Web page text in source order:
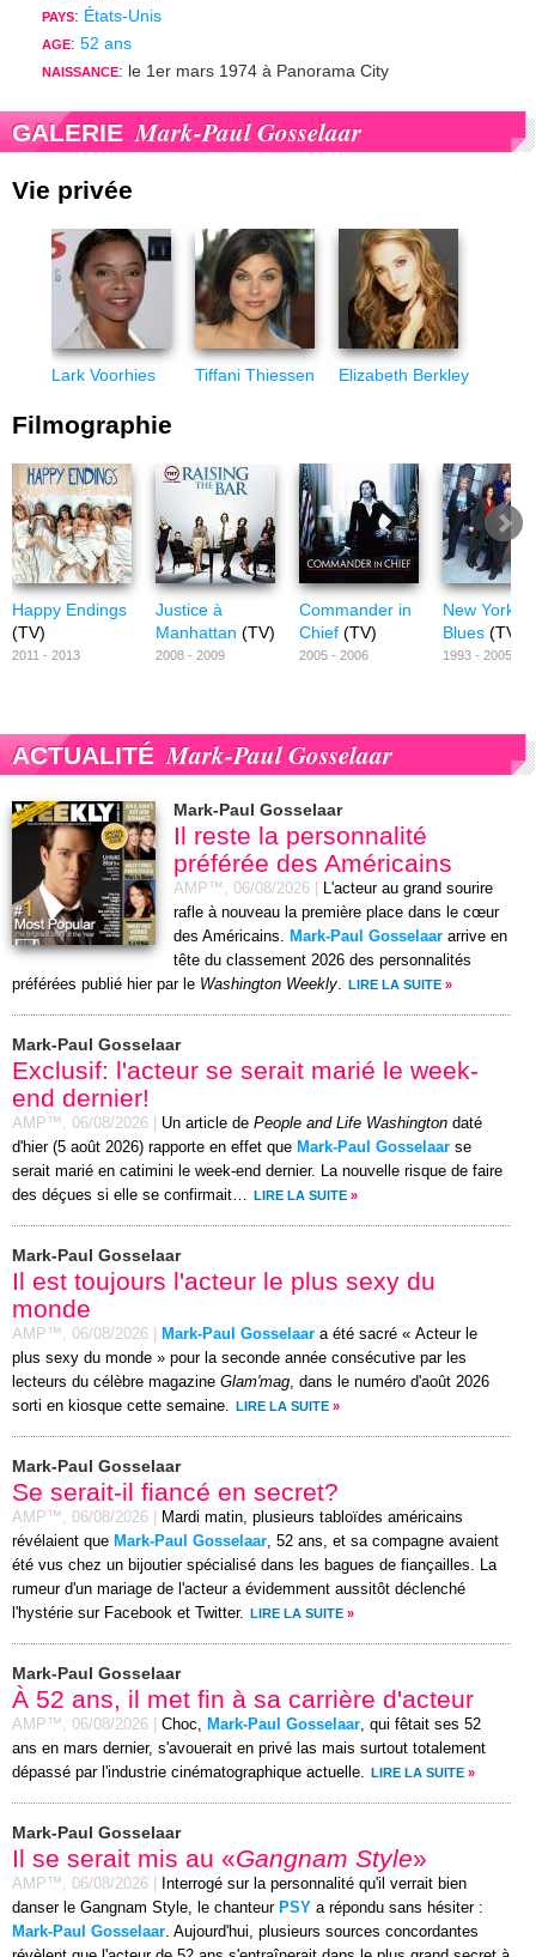
PAYS: États-Unis
AGE: 52 ans
NAISSANCE: le 1er mars 1974 à Panorama City
GALERIE Mark-Paul Gosselaar
Vie privée
Lark Voorhies Tiffani Thiessen Elizabeth Berkley
Filmographie
Happy Endings
(TV)
2011 - 2013
Justice à
Manhattan (TV)
2008 - 2009
Commander in
Chief (TV)
2005 - 2006
New York
Blues (TV)
1993 - 2005
ACTUALITÉ Mark-Paul Gosselaar
Mark-Paul Gosselaar
Il reste la personnalité
préférée des Américains
AMP™, 06/08/2026
L'acteur au grand sourire
rafle à nouveau la première place dans le cœur
des Américains. Mark-Paul Gosselaar arrive en
tête du classement 2026 des personnalités
préférées publié hier par le Washington Weekly. LIRE LA SUITE »
Mark-Paul Gosselaar
Exclusif: l'acteur se serait marié le week-
end dernier!
AMP™, 06/08/2026 Un article de People and Life Washington daté
d'hier (5 août 2026) rapporte en effet que Mark-Paul Gosselaar se
serait marié en catimini le week-end dernier. La nouvelle risque de faire
des déçues si elle se confirmait…
LIRE LA SUITE »
Mark-Paul Gosselaar
Il est toujours l'acteur le plus sexy du
monde
AMP™, 06/08/2026 Mark-Paul Gosselaar a été sacré « Acteur le
plus sexy du monde » pour la seconde année consécutive par les
lecteurs du célèbre magazine Glam'mag, dans le numéro d'août 2026
sorti en kiosque cette semaine.
LIRE LA SUITE »
Mark-Paul Gosselaar
Se serait-il fiancé en secret?
AMP™, 06/08/2026
Mardi matin, plusieurs tabloïdes américains
révélaient que Mark-Paul Gosselaar, 52 ans, et sa compagne avaient
été vus chez un bijoutier spécialisé dans les bagues de fiançailles. La
rumeur d'un mariage de l'acteur a évidemment aussitôt déclenché
l'hystérie sur Facebook et Twitter.
LIRE LA SUITE »
Mark-Paul Gosselaar
À 52 ans, il met fin à sa carrière d'acteur
AMP™, 06/08/2026 Choc, Mark-Paul Gosselaar, qui fêtait ses 52
ans en mars dernier, s'avouerait en privé las mais surtout totalement
dépassé par l'industrie cinématographique actuelle.
LIRE LA SUITE »
Mark-Paul Gosselaar
Il se serait mis au «Gangnam Style»
AMP™, 06/08/2026
Interrogé sur la personnalité qu'il verrait bien
danser le Gangnam Style, le chanteur PSY a répondu sans hésiter :
Mark-Paul Gosselaar. Aujourd'hui, plusieurs sources concordantes